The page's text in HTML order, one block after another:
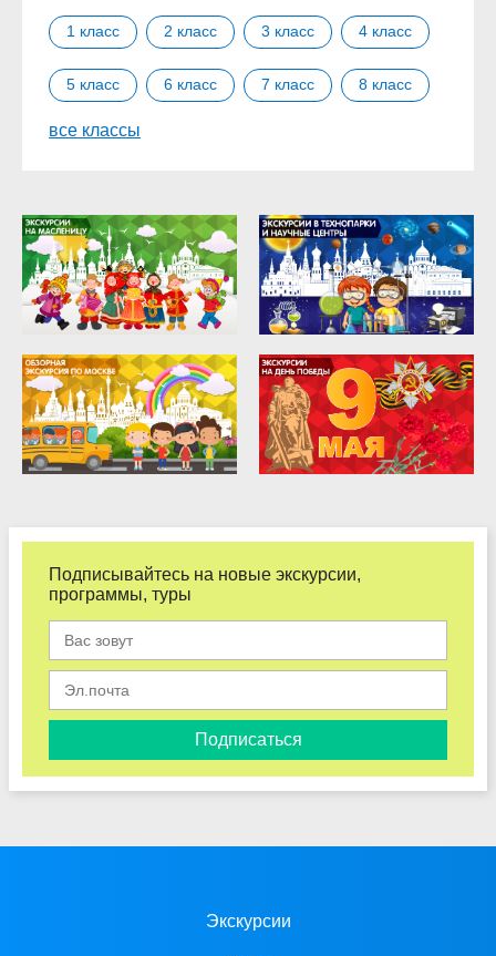
1 класс 2 класс 3 класс 4 класс
5 класс 6 класс 7 класс 8 класс
9 класс
все классы
Подписывайтесь на новые экскурсии,
программы, туры
Подписаться
Экскурсии